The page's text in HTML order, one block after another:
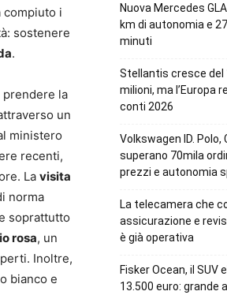
compiuto i
sostenere
.
prendere la
un
ministero
recenti,
La visita
norma
soprattutto
rosa, un
Inoltre,
bianco e
Nuova Mercedes
km di autonomia e
minuti
Stellantis cresce del
milioni, ma l’Europa
conti 2026
Volkswagen ID. Polo,
superano 70mila
prezzi e autonomia
La telecamera che
assicurazione e
è già operativa
Fisker Ocean, il SUV
13.500 euro: grande